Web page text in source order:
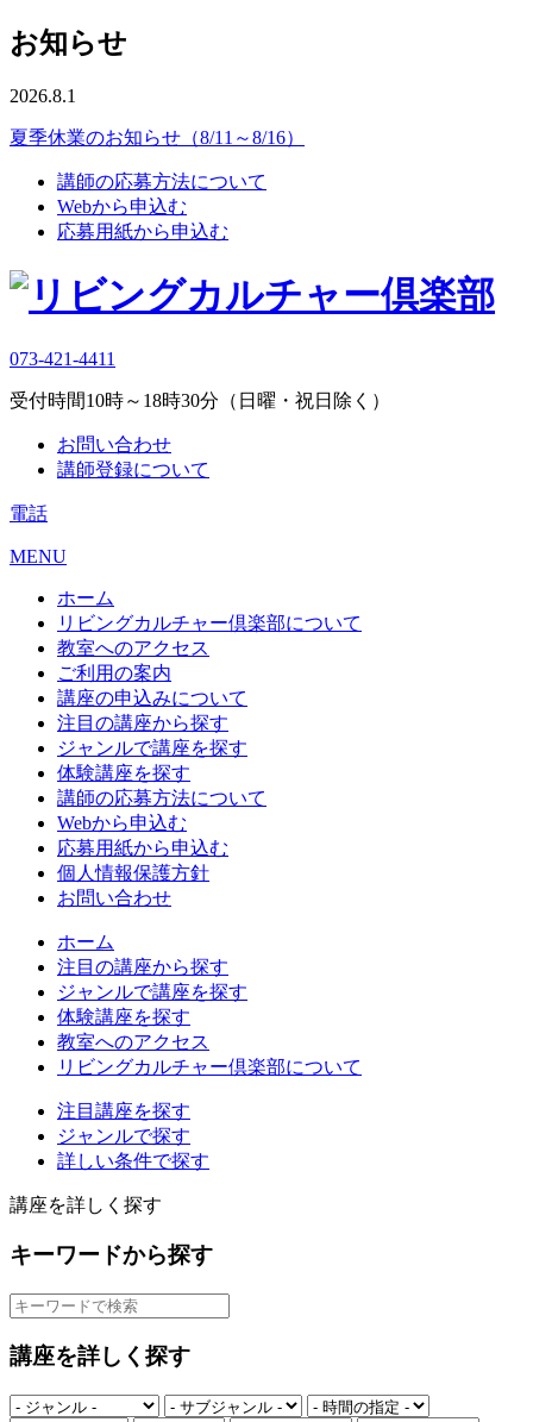
お知らせ
2026.8.1
夏季休業のお知らせ（8/11～8/16）
講師の応募方法について
Webから申込む
応募用紙から申込む
073-421-4411
受付時間10時～18時30分（日曜・祝日除く）
お問い合わせ
講師登録について
電話
MENU
ホーム
リビングカルチャー倶楽部について
教室へのアクセス
ご利用の案内
講座の申込みについて
注目の講座から探す
ジャンルで講座を探す
体験講座を探す
講師の応募方法について
Webから申込む
応募用紙から申込む
個人情報保護方針
お問い合わせ
ホーム
注目の講座から探す
ジャンルで講座を探す
体験講座を探す
教室へのアクセス
リビングカルチャー倶楽部について
注目講座を探す
ジャンルで探す
詳しい条件で探す
講座を詳しく探す
キーワードから探す
講座を詳しく探す